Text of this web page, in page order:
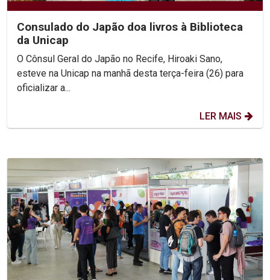
Consulado do Japão doa livros à Biblioteca
da Unicap
O Cônsul Geral do Japão no Recife, Hiroaki Sano,
esteve na Unicap na manhã desta terça-feira (26) para
oficializar a...
LER MAIS